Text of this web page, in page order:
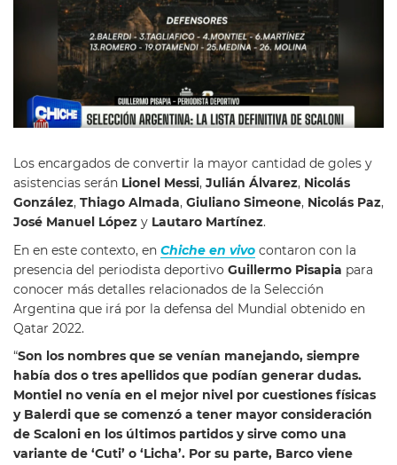
Los encargados de convertir la mayor cantidad de goles y
asistencias serán Lionel Messi, Julián Álvarez, Nicolás
González, Thiago Almada, Giuliano Simeone, Nicolás Paz,
José Manuel López y Lautaro Martínez.
En en este contexto, en Chiche en vivo contaron con la
presencia del periodista deportivo Guillermo Pisapia para
conocer más detalles relacionados de la Selección
Argentina que irá por la defensa del Mundial obtenido en
Qatar 2022.
“Son los nombres que se venían manejando, siempre
había dos o tres apellidos que podían generar dudas.
Montiel no venía en el mejor nivel por cuestiones físicas
y Balerdi que se comenzó a tener mayor consideración
de Scaloni en los últimos partidos y sirve como una
variante de ‘Cuti’ o ‘Licha’. Por su parte, Barco viene